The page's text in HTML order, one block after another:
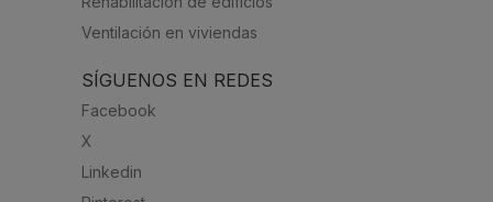
Ventilación en viviendas
SÍGUENOS EN REDES
Facebook
X
Linkedin